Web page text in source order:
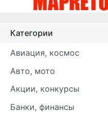
Категории
Авиация, космос
Авто, мото
Акции, конкурсы
Банки, финансы